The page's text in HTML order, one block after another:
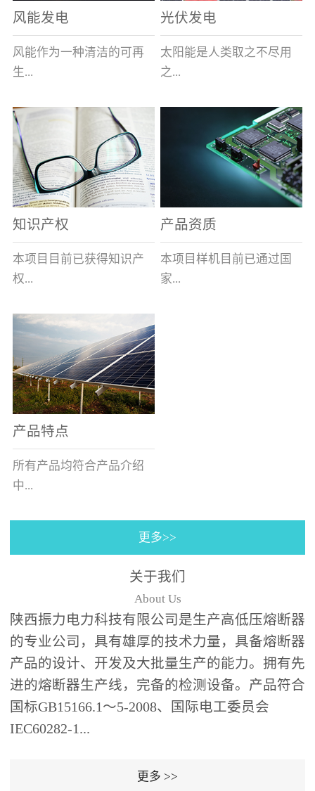
不大于90％；（4）周围空
或可燃性气体、水蒸汽和
盐类过度污染；（5） 当
围变压器油的温度上限不
超过105℃。型号说明
（注：在额定电流后加/S
表示带熔断指示及信号输
出功能,在S后加/H数字表
示适用于高海拔产品,即H1
表示大于1000米小于等于
米小于等于3000米，H3表
示大于3000米小于等于
孔同心；熔断器装入箱体
后，熔断器支架壳外表皮
皮和端部与变压器油箱内
壁及异相电缆之间需保持
足够的绝缘距离；熔断器
为水平安装,并与变压器箱
体面板垂直,熔断器伸入油
箱的部分应浸入变压器绝
缘油中并用绝缘支架(用户
在变压器箱中安装好绝缘
风能发电
风能作为一种清洁的可再
生...
能源，越来越受到世界各
国的重视。其蕴量巨大，
全球的风能约为
2.74×109MW，其中可...
光伏发电
太阳能是人类取之不尽用
之...
不竭的可再生能源，具有
充分的清洁性、绝对的安
全性、相对的广泛性、确
实的长寿命和免维护性、
资源的充...
知识产权
本项目目前已获得知识产
权...
8项，其中发明专利2项，
实用新型专利6项。目前低
压事业部拿到三项专利。
产品资质
本项目样机目前已通过国
家...
产品特点
所有产品均符合产品介绍
中...
的时间-电流特性曲线。给
合适的产品（时间-电流特
性曲线表示虚拟的熔化时
间与...
更多>>
关于我们
About Us
陕西振力电力科技有限公司是生产高低压熔断器
的专业公司，具有雄厚的技术力量，具备熔断器
产品的设计、开发及大批量生产的能力。拥有先
进的熔断器生产线，完备的检测设备。产品符合
国标GB15166.1～5-2008、国际电工委员会
IEC60282-1...
更多 >>